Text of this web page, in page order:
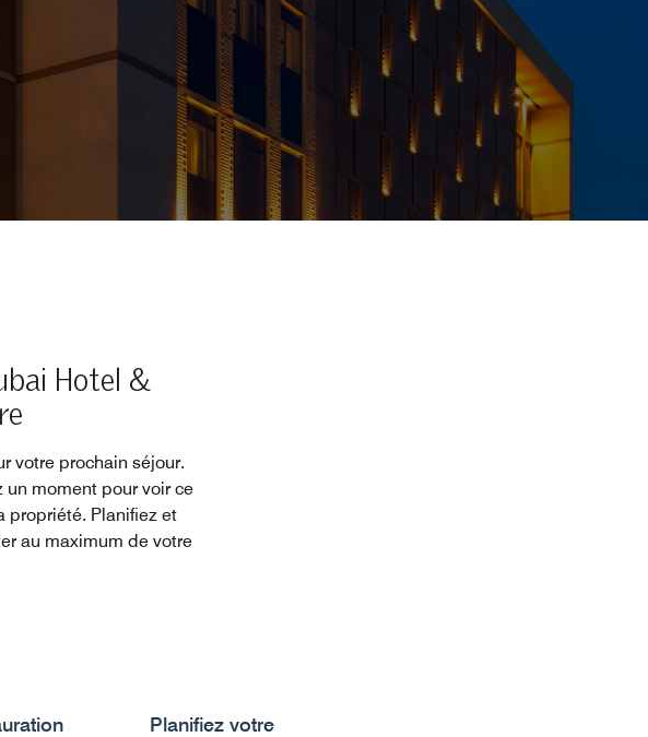
Hotel &
votre prochain séjour.
un moment pour voir ce
propriété. Planifiez et
au maximum de votre
Planifiez votre